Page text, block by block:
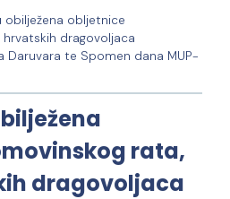
obilježena obljetnice
dragovoljaca
Daruvara te Spomen dana MUP-
rata,
dragovoljaca